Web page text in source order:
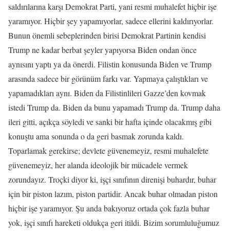
saldırılarına karşı Demokrat Parti, yani resmi muhalefet hiçbir işe
yaramıyor. Hiçbir şey yapamıyorlar, sadece ellerini kaldırıyorlar.
Bunun önemli sebeplerinden birisi Demokrat Partinin kendisi
Trump ne kadar berbat şeyler yapıyorsa Biden ondan önce
aynısını yaptı ya da önerdi. Filistin konusunda Biden ve Trump
arasında sadece bir görünüm farkı var. Yapmaya çalıştıkları ve
yapamadıkları aynı. Biden da Filistinlileri Gazze’den kovmak
istedi Trump da. Biden da bunu yapamadı Trump da. Trump daha
ileri gitti, açıkça söyledi ve sanki bir hafta içinde olacakmış gibi
konuştu ama sonunda o da geri basmak zorunda kaldı.
Toparlamak gerekirse; devlete güvenemeyiz, resmi muhalefete
güvenemeyiz, her alanda ideolojik bir mücadele vermek
zorundayız. Troçki diyor ki, işçi sınıfının direnişi buhardır, buhar
için bir piston lazım, piston partidir. Ancak buhar olmadan piston
hiçbir işe yaramıyor. Şu anda bakıyoruz ortada çok fazla buhar
yok, işçi sınıfı hareketi oldukça geri itildi. Bizim sorumluluğumuz